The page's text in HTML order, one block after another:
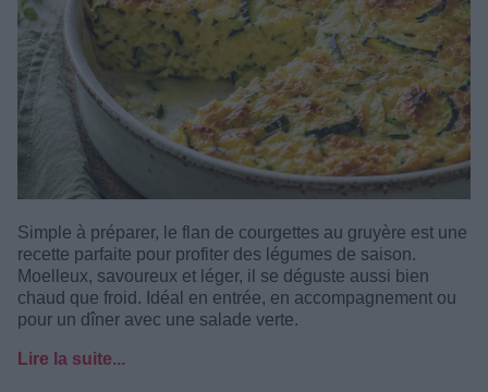
Simple à préparer, le flan de courgettes au gruyère est une
recette parfaite pour profiter des légumes de saison.
Moelleux, savoureux et léger, il se déguste aussi bien
chaud que froid. Idéal en entrée, en accompagnement ou
pour un dîner avec une salade verte.
Lire la suite...